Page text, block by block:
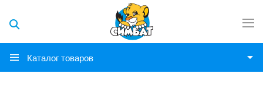
Каталог товаров